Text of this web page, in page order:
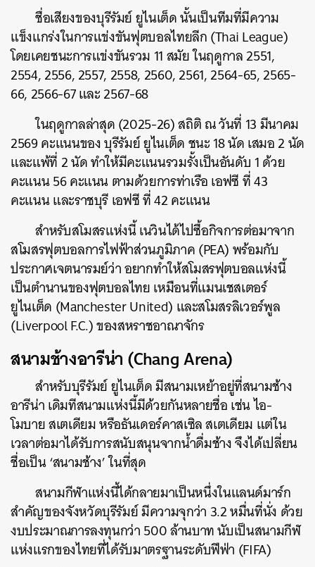
ชื่อเสียงของบุรีรัมย์ ยูไนเต็ด นั้นเป็นทีมที่มีความ
แข็งแกร่งในการแข่งขันฟุตบอลไทยลีก (Thai League)
โดยเคยชนะการแข่งขันรวม 11 สมัย ในฤดูกาล 2551,
2554, 2556, 2557, 2558, 2560, 2561, 2564-65, 2565-
66, 2566-67 และ 2567-68
ในฤดูกาลล่าสุด (2025-26) สถิติ ณ วันที่ 13 มีนาคม
2569 คะแนนของ บุรีรัมย์ ยูไนเต็ด ชนะ 18 นัด เสมอ 2 นัด
และแพ้ที่ 2 นัด ทำให้มีคะแนนรวมรั้งเป็นอันดับ 1 ด้วย
คะแนน 56 คะแนน ตามด้วยการท่าเรือ เอฟซี ที่ 43
คะแนน และราชบุรี เอฟซี ที่ 42 คะแนน
สำหรับสโมสรแห่งนี้ เนวินได้ไปซื้อกิจการต่อมาจาก
สโมสรฟุตบอลการไฟฟ้าส่วนภูมิภาค (PEA) พร้อมกับ
ประกาศเจตนารมย์ว่า อยากทำให้สโมสรฟุตบอลแห่งนี้
เป็นตำนานของฟุตบอลไทย เหมือนที่แมนเชสเตอร์
ยูไนเต็ด (Manchester United) และสโมสรลิเวอร์พูล
(Liverpool F.C.) ของสหราชอาณาจักร
สนามช้างอารีน่า (Chang Arena)
สำหรับบุรีรัมย์ ยูไนเต็ด มีสนามเหย้าอยู่ที่สนามช้าง
อารีน่า เดิมทีสนามแห่งนี้มีด้วยกันหลายชื่อ เช่น ไอ-
โมบาย สเตเดียม หรือธันเดอร์คาสเซิล สเตเดียม แต่ใน
เวลาต่อมาได้รับการสนับสนุนจากน้ำดื่มช้าง จึงได้เปลี่ยน
ชื่อเป็น ‘สนามช้าง’ ในที่สุด
สนามกีฬาแห่งนี้ได้กลายมาเป็นหนึ่งในแลนด์มาร์ก
สำคัญของจังหวัดบุรีรัมย์ มีความจุกว่า 3.2 หมื่นที่นั่ง ด้วย
งบประมาณการลงทุนกว่า 500 ล้านบาท นับเป็นสนามกีฬ
แห่งแรกของไทยที่ได้รับมาตรฐานระดับฟีฟ่า (FIFA)
SHARE TWEET LINE EMAIL